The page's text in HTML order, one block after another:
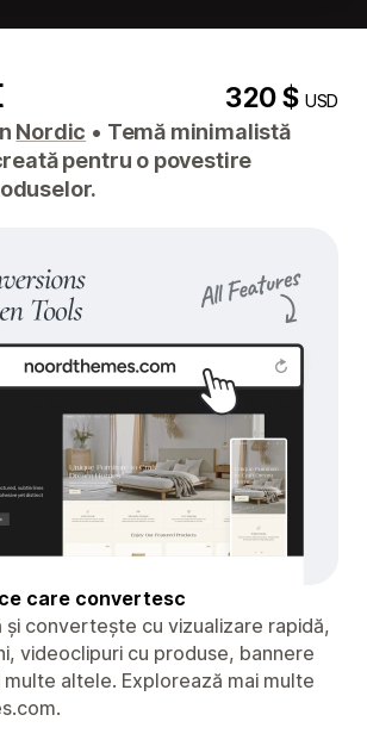
320 $USD
Nordic • Temă minimalistă
pentru o povestire
care convertesc
și convertește cu vizualizare rapidă,
videoclipuri cu produse, bannere
altele. Explorează mai multe